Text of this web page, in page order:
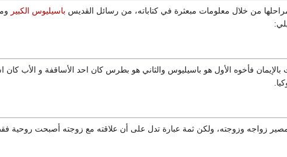
من خلال معلومات مبعثرة في كتاباته، من رسائل القديس باسيليوس الكبير
فأخوه الأول هو باسيليوس والثاني هو بطرس كان احد الأساقفة و الأب
مصير زواجه وزوجته، ولكن ثمة عبارة تدل على أن علاقته مع زوجته أصبحت روحية